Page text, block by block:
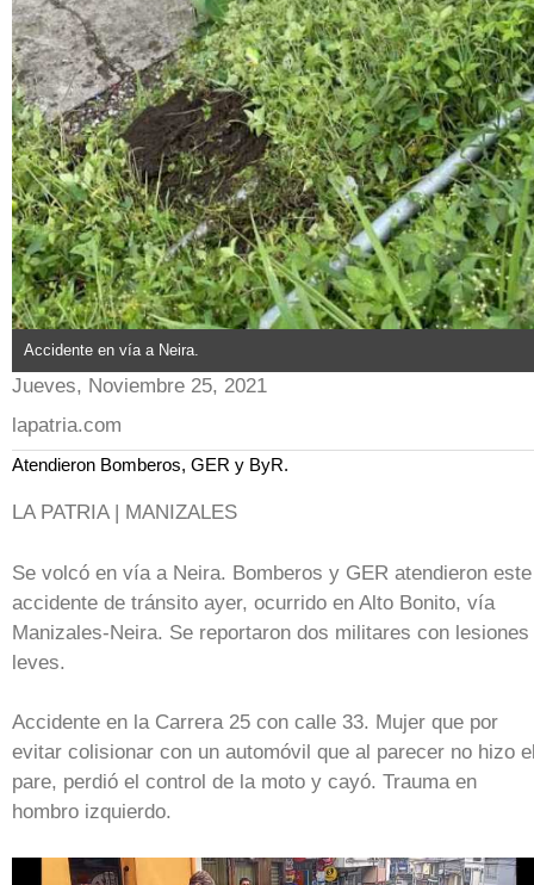
Accidente en vía a Neira.
Jueves, Noviembre 25, 2021
lapatria.com
Atendieron Bomberos, GER y ByR.
LA PATRIA | MANIZALES
Se volcó en vía a Neira. Bomberos y GER atendieron este
accidente de tránsito ayer, ocurrido en Alto Bonito, vía
Manizales-Neira. Se reportaron dos militares con lesiones
leves.
Accidente en la Carrera 25 con calle 33. Mujer que por
evitar colisionar con un automóvil que al parecer no hizo
pare, perdió el control de la moto y cayó. Trauma en
hombro izquierdo.